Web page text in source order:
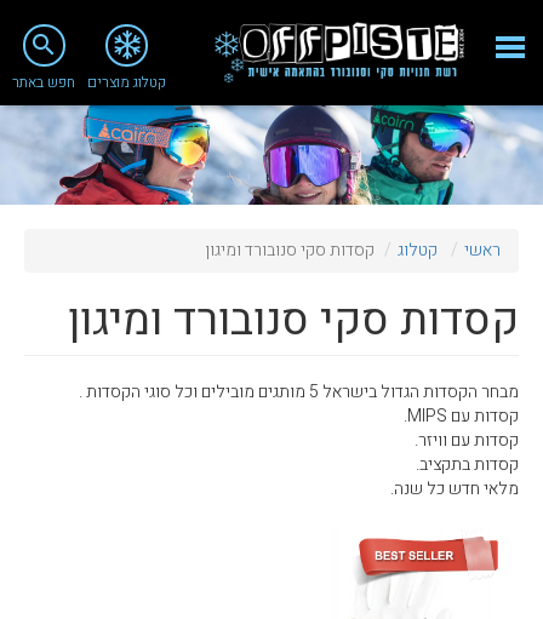
close
Fashion 2018
מי אנחנו
סניף רעננה
טיפולים ושירות
מועדון לקוחות
עגלת קניות
קטלוג מוצרים
search
חפש באתר
ראשי קטלוג קסדות סקי סנובורד ומיגון
קסדות סקי סנובורד ומיגון
מבחר הקסדות הגדול בישראל 5 מותגים מובילים וכל סוגי הקסדות .
קסדות עם MIPS.
קסדות עם וויזר.
קסדות בתקציב.
מלאי חדש כל שנה.